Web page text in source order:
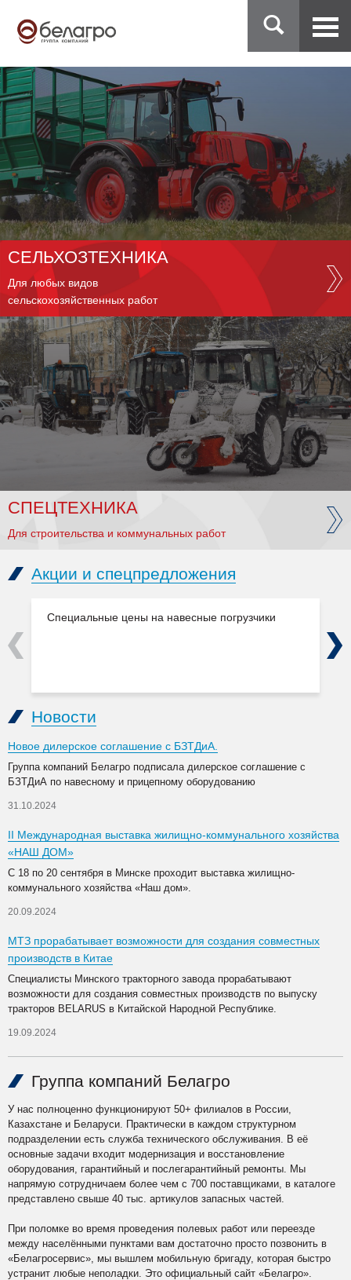
СЕЛЬХОЗТЕХНИКА
Для любых видов
сельскохозяйственных работ
СПЕЦТЕХНИКА
Для строительства и коммунальных работ
Акции и спецпредложения
Специальные цены на навесные погрузчики
Previous Next
Новости
Новое дилерское соглашение с БЗТДиА.
Группа компаний Белагро подписала дилерское соглашение с
БЗТДиА по навесному и прицепному оборудованию
31.10.2024
II Международная выставка жилищно-коммунального хозяйства
«НАШ ДОМ»
С 18 по 20 сентября в Минске проходит выставка жилищно-
коммунального хозяйства «Наш дом».
20.09.2024
МТЗ прорабатывает возможности для создания совместных
производств в Китае
Специалисты Минского тракторного завода прорабатывают
возможности для создания совместных производств по выпуску
тракторов BELARUS в Китайской Народной Республике.
19.09.2024
Группа компаний Белагро
У нас полноценно функционируют 50+ филиалов в России,
Казахстане и Беларуси. Практически в каждом структурном
подразделении есть служба технического обслуживания. В её
основные задачи входит модернизация и восстановление
оборудования, гарантийный и послегарантийный ремонты. Мы
напрямую сотрудничаем более чем с 700 поставщиками, в каталоге
представлено свыше 40 тыс. артикулов запасных частей.
При поломке во время проведения полевых работ или переезде
между населёнными пунктами вам достаточно просто позвонить в
«Белагросервис», мы вышлем мобильную бригаду, которая быстро
устранит любые неполадки. Это официальный сайт «Белагро».